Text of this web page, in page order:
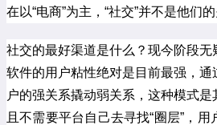
在以“电商”为主，“社交”并不是他们的
社交的最好渠道是什么？现今阶段
软件的用户粘性绝对是目前最强，通
户的强关系撬动弱关系，这种模式
且不需要平台自己去寻找“圈层”，